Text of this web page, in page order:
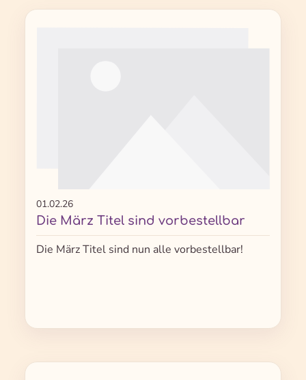
01.02.26
Die März Titel sind vorbestellbar
Die März Titel sind nun alle vorbestellbar!